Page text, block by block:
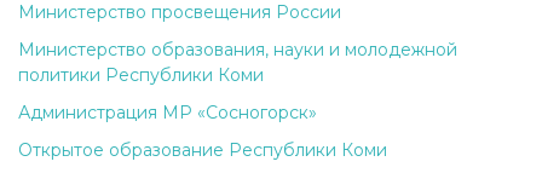
Министерство просвещения России
Министерство образования, науки и молодежной
политики Республики Коми
Администрация МР «Сосногорск»
Открытое образование Республики Коми